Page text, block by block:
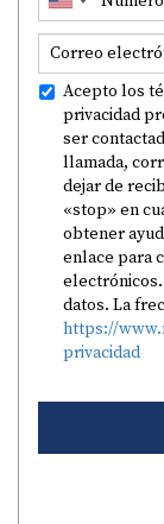
Acepto los
privacidad
ser
llamada,
dejar de
«stop» en
obtener
enlace para
electrónicos.
datos. La
https://
privacidad